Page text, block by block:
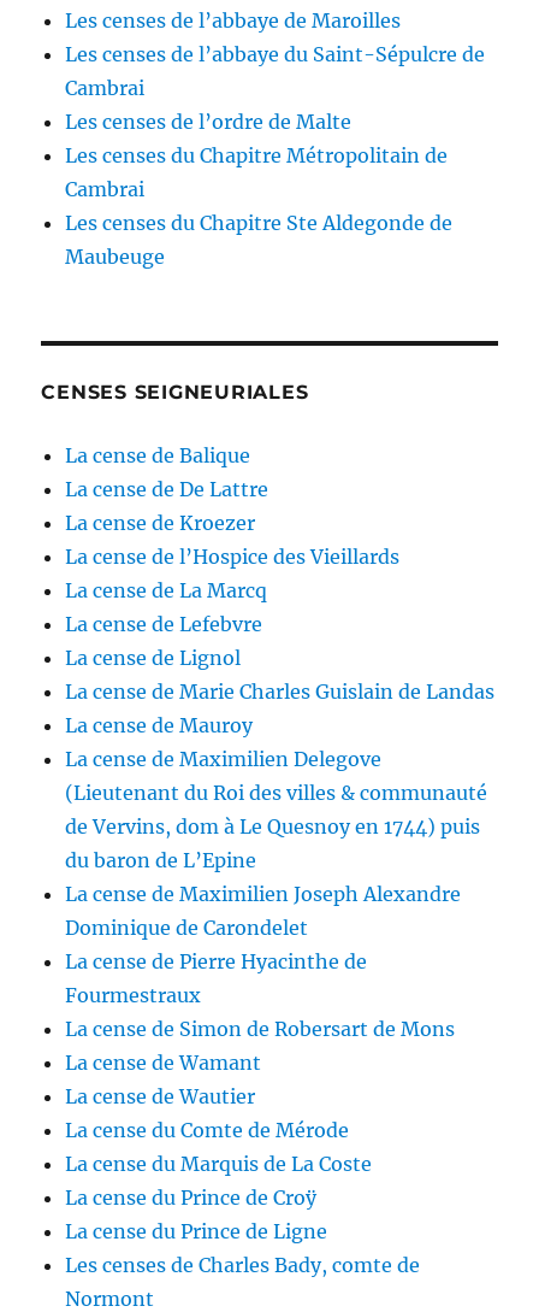
Les censes de l’abbaye de Maroilles
Les censes de l’abbaye du Saint-Sépulcre de
Cambrai
Les censes de l’ordre de Malte
Les censes du Chapitre Métropolitain de
Cambrai
Les censes du Chapitre Ste Aldegonde de
Maubeuge
CENSES SEIGNEURIALES
La cense de Balique
La cense de De Lattre
La cense de Kroezer
La cense de l’Hospice des Vieillards
La cense de La Marcq
La cense de Lefebvre
La cense de Lignol
La cense de Marie Charles Guislain de Landas
La cense de Mauroy
La cense de Maximilien Delegove
(Lieutenant du Roi des villes & communauté
de Vervins, dom à Le Quesnoy en 1744) puis
du baron de L’Epine
La cense de Maximilien Joseph Alexandre
Dominique de Carondelet
La cense de Pierre Hyacinthe de
Fourmestraux
La cense de Simon de Robersart de Mons
La cense de Wamant
La cense de Wautier
La cense du Comte de Mérode
La cense du Marquis de La Coste
La cense du Prince de Croÿ
La cense du Prince de Ligne
Les censes de Charles Bady, comte de
Normont